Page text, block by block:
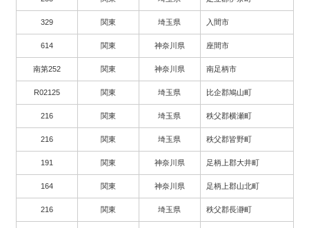
329 関東 埼玉県 入間市
614 関東 神奈川県 座間市
南第252 関東 神奈川県 南足柄市
R02125 関東 埼玉県 比企郡鳩山町
216 関東 埼玉県 秩父郡横瀬町
216 関東 埼玉県 秩父郡皆野町
191 関東 神奈川県 足柄上郡大井町
164 関東 神奈川県 足柄上郡山北町
216 関東 埼玉県 秩父郡長瀞町